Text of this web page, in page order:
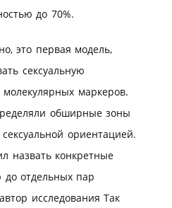
до 70%.
это первая модель,
сексуальную
маркеров.
обширные зоны
ориентацией.
назвать конкретные
отдельных пар
исследования Так